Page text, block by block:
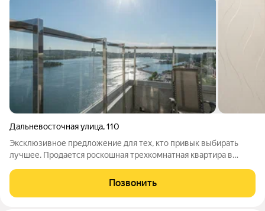
Дальневосточная улица,110
Эксклюзивное предложение для тех, кто привык выбирать
лучшее. Продается роскошная трехкомнатная квартира в
Дальневосточная, д. 110. 15-й этаж 16-этажного дома это
идеальная высота, чтобы
Позвонить